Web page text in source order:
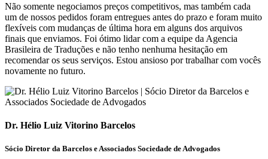
Não somente negociamos preços competitivos, mas também cada
um de nossos pedidos foram entregues antes do prazo e foram muito
flexíveis com mudanças de última hora em alguns dos arquivos
finais que enviamos. Foi ótimo lidar com a equipe da Agencia
Brasileira de Traduções e não tenho nenhuma hesitação em
recomendar os seus serviços. Estou ansioso por trabalhar com vocês
novamente no futuro.
Dr. Hélio Luiz Vitorino Barcelos
Sócio Diretor da Barcelos e Associados Sociedade de Advogados